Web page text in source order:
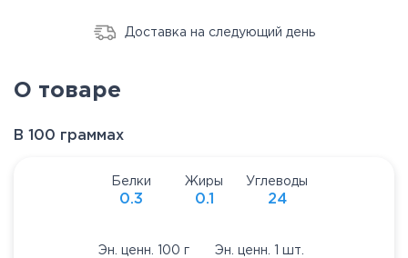
Доставка на следующий день
О товаре
В 100 граммах
Белки
0.3
Жиры
0.1
Углеводы
24
Эн. ценн. 100 г Эн. ценн. 1 шт.